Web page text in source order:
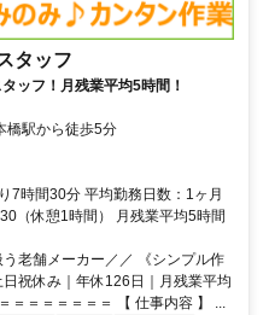
タッフ
ッフ！月残業平均5時間！
橋駅から徒歩5分
7時間30分 平均勤務日数：1ヶ月
（休憩1時間） 月残業平均5時間
老舗メーカー／／ 《シンプル作
祝休み｜年休126日｜月残業平均
＝＝＝＝＝＝＝ 【 仕事内容 】 ...